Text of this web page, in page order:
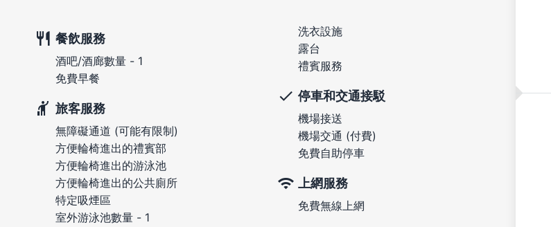
餐飲服務
酒吧/酒廊數量 - 1
免費早餐
旅客服務
無障礙通道 (可能有限制)
方便輪椅進出的禮賓部
方便輪椅進出的游泳池
方便輪椅進出的公共廁所
特定吸煙區
室外游泳池數量 - 1
洗衣設施
露台
禮賓服務
停車和交通接駁
機場接送
機場交通 (付費)
免費自助停車
上網服務
免費無線上網